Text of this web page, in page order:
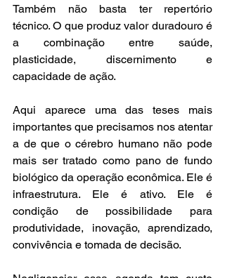
Também não basta ter repertório
técnico. O que produz valor duradouro é
a combinação entre saúde,
plasticidade, discernimento e
capacidade de ação.
Aqui aparece uma das teses mais
importantes que precisamos nos atentar
a de que o cérebro humano não pode
mais ser tratado como pano de fundo
biológico da operação econômica. Ele é
infraestrutura. Ele é ativo. Ele é
condição de possibilidade para
produtividade, inovação, aprendizado,
convivência e tomada de decisão.